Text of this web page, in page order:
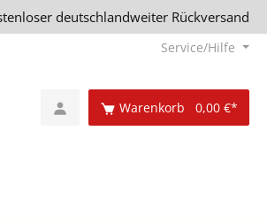
deutschlandweiter Rückversand
Service/Hilfe
Warenkorb 0,00 €*